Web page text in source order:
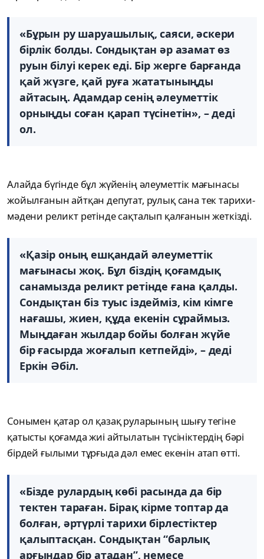
«Бұрын ру шаруашылық, саяси, әскери
бірлік болды. Сондықтан әр азамат өз
руын білуі керек еді. Бір жерге барғанда
қай жүзге, қай руға жататыныңды
айтасың. Адамдар сенің әлеуметтік
орныңды соған қарап түсінетін», – деді
ол.
Алайда бүгінде бұл жүйенің әлеуметтік мағынасы
жойылғанын айтқан депутат, рулық сана тек тарихи-
мәдени реликт ретінде сақталып қалғанын жеткізді.
«Қазір оның ешқандай әлеуметтік
мағынасы жоқ. Бұл біздің қоғамдық
санамызда реликт ретінде ғана қалды.
Сондықтан біз туыс іздейміз, кім кімге
нағашы, жиен, құда екенін сұраймыз.
Мыңдаған жылдар бойы болған жүйе
бір ғасырда жоғалып кетпейді», – деді
Еркін Әбіл.
Сонымен қатар ол қазақ руларының шығу тегіне
қатысты қоғамда жиі айтылатын түсініктердің бәрі
бірдей ғылыми тұрғыда дәл емес екенін атап өтті.
«Бізде рулардың көбі расында да бір
тектен тараған. Бірақ кірме топтар да
болған, әртүрлі тарихи бірлестіктер
қалыптасқан. Сондықтан “барлық
арғындар бір атадан”, немесе